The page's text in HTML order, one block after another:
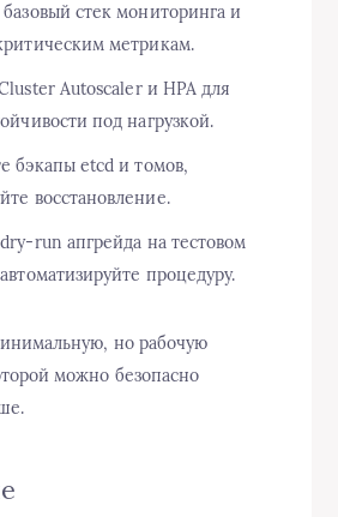
базовый стек мониторинга и
метрикам.
Autoscaler и HPA для
под нагрузкой.
бэкапы etcd и томов,
восстановление.
run апгрейда на тестовом
процедуру.
но рабочую
можно безопасно